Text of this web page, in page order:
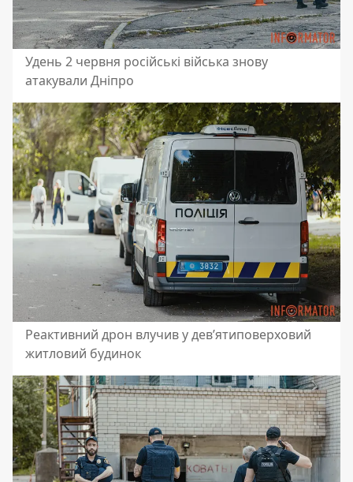
Удень 2 червня російські війська знову
атакували Дніпро
Реактивний дрон влучив у дев’ятиповерховий
житловий будинок